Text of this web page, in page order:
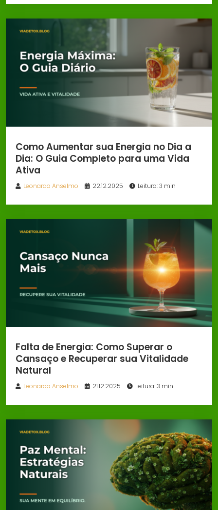
Como Aumentar sua Energia no Dia a
Dia: O Guia Completo para uma Vida
Ativa
Leonardo Anselmo 22.12.2025 Leitura: 3 min
Falta de Energia: Como Superar o
Cansaço e Recuperar sua Vitalidade
Natural
Leonardo Anselmo 21.12.2025 Leitura: 3 min